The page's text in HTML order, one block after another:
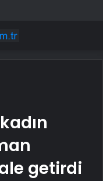
getirdi